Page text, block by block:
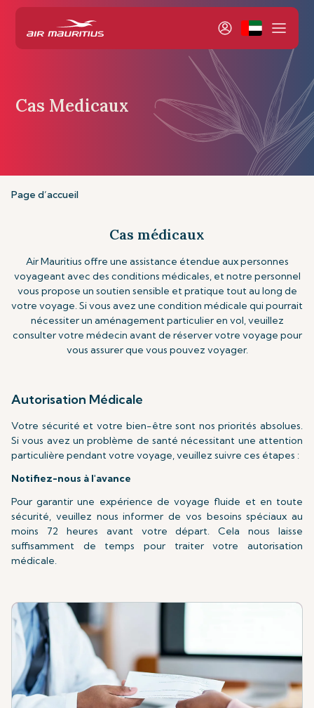
Cas Medicaux
Page d’accueil
Cas médicaux
Air Mauritius offre une assistance étendue aux personnes
voyageant avec des conditions médicales, et notre personnel
vous propose un soutien sensible et pratique tout au long de
votre voyage. Si vous avez une condition médicale qui pourrait
nécessiter un aménagement particulier en vol, veuillez
consulter votre médecin avant de réserver votre voyage pour
vous assurer que vous pouvez voyager.
Autorisation Médicale
Votre sécurité et votre bien-être sont nos priorités absolues.
Si vous avez un problème de santé nécessitant une attention
particulière pendant votre voyage, veuillez suivre ces étapes :
Notifiez-nous à l'avance
Pour garantir une expérience de voyage fluide et en toute
sécurité, veuillez nous informer de vos besoins spéciaux au
moins 72 heures avant votre départ. Cela nous laisse
suffisamment de temps pour traiter votre autorisation
médicale.